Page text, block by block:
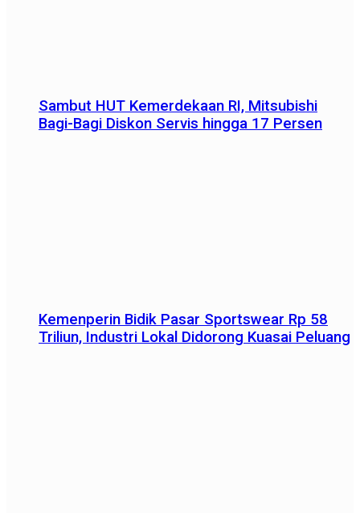
Sambut HUT Kemerdekaan RI, Mitsubishi
Bagi-Bagi Diskon Servis hingga 17 Persen
Kemenperin Bidik Pasar Sportswear Rp 58
Triliun, Industri Lokal Didorong Kuasai Peluang